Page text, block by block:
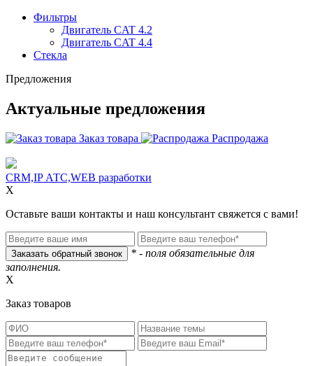
Фильтры
Двигатель CAT 4.2
Двигатель CAT 4.4
Стекла
Предложения
Актуальные предложения
Заказ товара Распродажа
CRM,IP АТС,WEB разработки
X
Оставьте ваши контакты и наш консультант свяжется с вами!
* - поля обязательные для
заполнения.
X
Заказ товаров